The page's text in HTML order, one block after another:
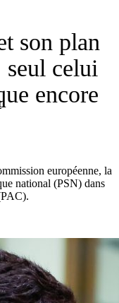
son plan
seul celui
encore
européenne, la
national (PSN) dans